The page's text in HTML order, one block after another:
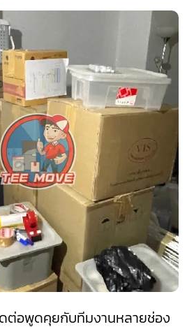
อพูดคุยกับทีมงานหลายช่อง